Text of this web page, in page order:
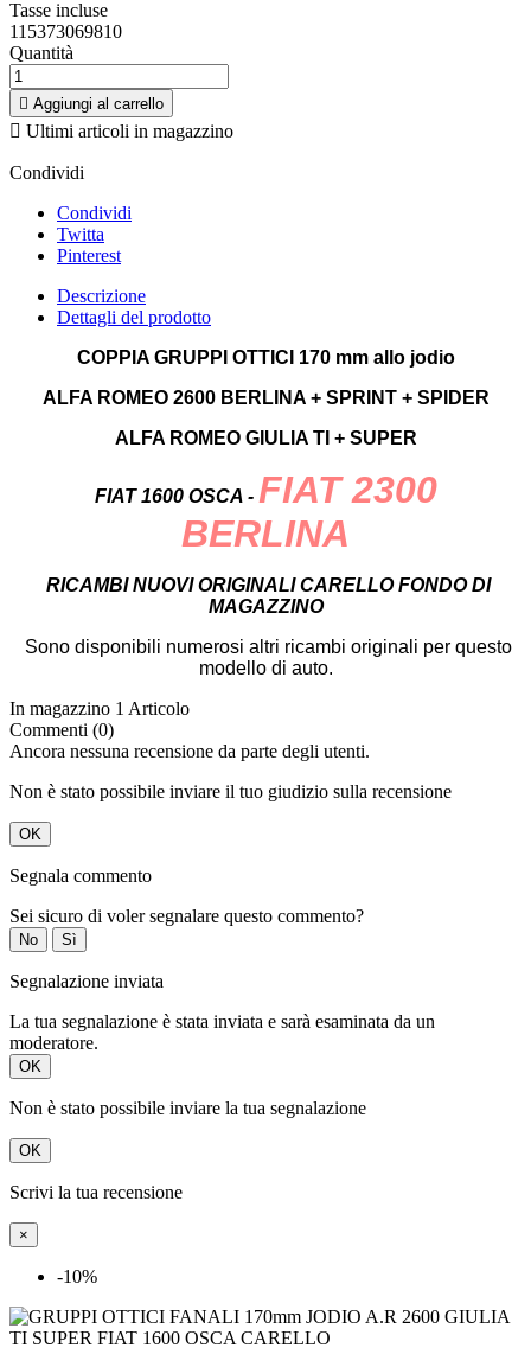
Tasse incluse
115373069810
Quantità
 Aggiungi al carrello
 Ultimi articoli in magazzino
Condividi
Condividi
Twitta
Pinterest
Descrizione
Dettagli del prodotto
COPPIA GRUPPI OTTICI 170 mm allo jodio
ALFA ROMEO 2600 BERLINA + SPRINT + SPIDER
ALFA ROMEO GIULIA TI + SUPER
FIAT 1600 OSCA - FIAT 2300
BERLINA
RICAMBI NUOVI ORIGINALI CARELLO FONDO DI
MAGAZZINO
Sono disponibili numerosi altri ricambi originali per questo
modello di auto.
In magazzino 1 Articolo
Commenti (0)
Ancora nessuna recensione da parte degli utenti.
Non è stato possibile inviare il tuo giudizio sulla recensione
OK
Segnala commento
Sei sicuro di voler segnalare questo commento?
No Sì
Segnalazione inviata
La tua segnalazione è stata inviata e sarà esaminata da un
moderatore.
OK
Non è stato possibile inviare la tua segnalazione
OK
Scrivi la tua recensione
×
-10%